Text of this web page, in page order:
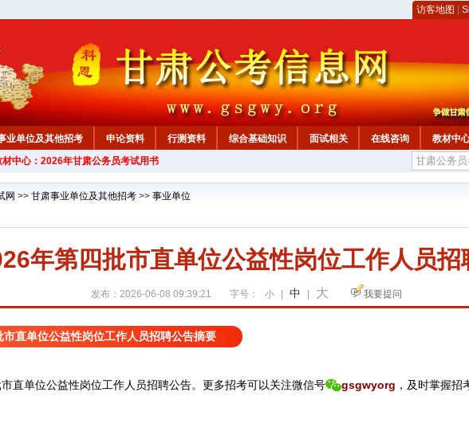
访客地图
业单位及其他招考 申论资料 行测资料 综合基础知识 面试相关 在线咨询
教材中
材中心：2026年甘肃公务员考试用书
网 >> 甘肃事业单位及其他招考 >> 事业单位
年第四批市直单位公益性岗位工作人员招
发布：2026-06-08 09:39:21 字号： 小 中 大 我要提问
市直单位公益性岗位工作人员招聘公告摘要
单位公益性岗位工作人员招聘公告。 更多招考可以关注微信号 gsgwyorg ， 及时掌握招